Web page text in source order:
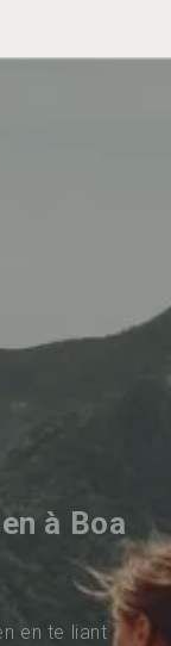
à Boa
en te liant